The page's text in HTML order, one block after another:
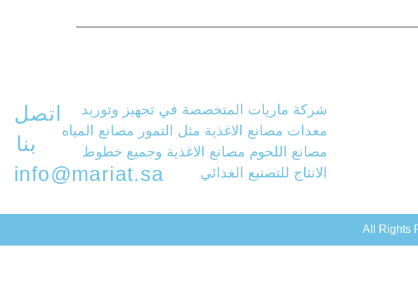
اتصل
info@mariat.sa
شركة ماريات المتخصصة في تجهيز وتوريد
معدات مصانع الاغذية مثل التمور مصانع المياه
مصانع اللحوم مصانع الاغذية وجميع خطوط
الانتاج للتصنيع الغذائي
All Rights